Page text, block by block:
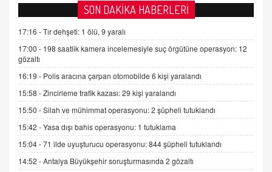
AV. DOĞAN CAN DOĞAN
Kişisel verilerin korunması ve dijital hukukun
gelişimi
15.09.2025 16:17
SEHER EREK
Kış Ayları Geldi, Hangi Önlemler Alınmalı?
9.12.2025 10:11
İNCİ GÜL AKÖL
Trump Keşke Adana'yı da Ziyaret Etse...
06.07.2026 13:00
SON DAKİKA HABERLERİ
17:16 -Tır dehşeti: 1 ölü, 9 yaralı
17:00 - 198 saatlik kamera incelemesiyle suç örgütüne operasyon: 12
gözaltı
16:19 - Polis aracına çarpan otomobilde 6 kişi yaralandı
15:58 -Zincirleme trafik kazası: 29 kişi yaralandı
15:50 -Silah ve mühimmat operasyonu: 2 şüpheli tutuklandı
15:42 -Yasa dışı bahis operasyonu: 1 tutuklama
15:04 -71 ilde uyuşturucu operasyonu: 844 şüpheli tutuklandı
14:52 -Antalya Büyükşehir soruşturmasında 2 gözaltı